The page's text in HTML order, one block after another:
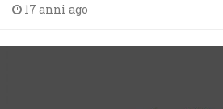
17 anni ago